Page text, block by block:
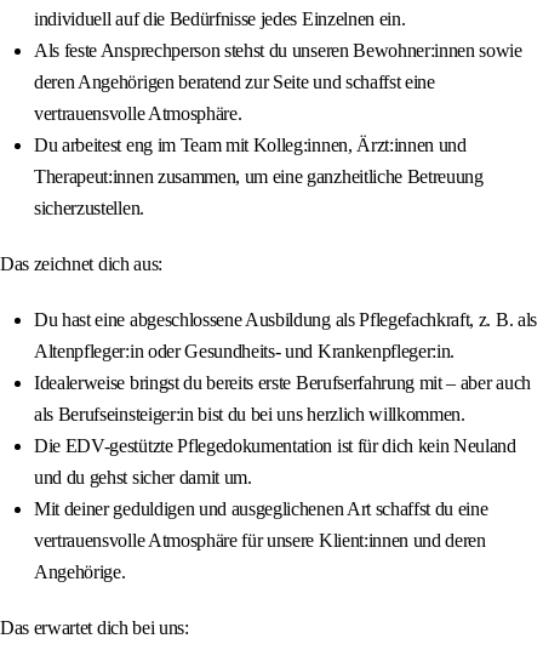
individuell auf die Bedürfnisse jedes Einzelnen ein.
Als feste Ansprechperson stehst du unseren Bewohner:innen sowie
deren Angehörigen beratend zur Seite und schaffst eine
vertrauensvolle Atmosphäre.
Du arbeitest eng im Team mit Kolleg:innen, Ärzt:innen und
Therapeut:innen zusammen, um eine ganzheitliche Betreuung
sicherzustellen.
Das zeichnet dich aus:
Du hast eine abgeschlossene Ausbildung als Pflegefachkraft, z. B. als
Altenpfleger:in oder Gesundheits- und Krankenpfleger:in.
Idealerweise bringst du bereits erste Berufserfahrung mit – aber auch
als Berufseinsteiger:in bist du bei uns herzlich willkommen.
Die EDV-gestützte Pflegedokumentation ist für dich kein Neuland
und du gehst sicher damit um.
Mit deiner geduldigen und ausgeglichenen Art schaffst du eine
vertrauensvolle Atmosphäre für unsere Klient:innen und deren
Angehörige.
Das erwartet dich bei uns: